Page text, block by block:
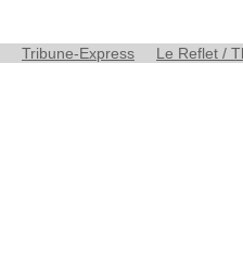
Tribune-Express Le Reflet /